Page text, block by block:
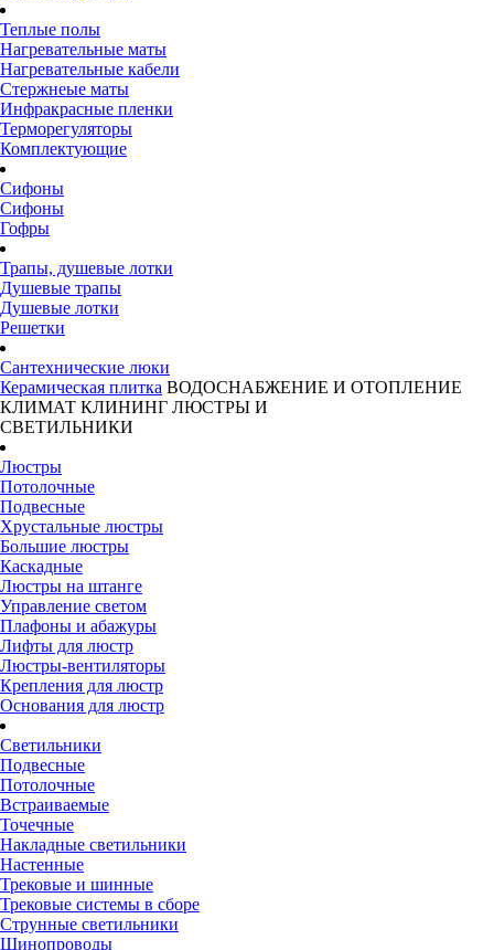
Теплые полы
Нагревательные маты
Нагревательные кабели
Стержнеые маты
Инфракрасные пленки
Терморегуляторы
Комплектующие
Сифоны
Сифоны
Гофры
Трапы, душевые лотки
Душевые трапы
Душевые лотки
Решетки
Сантехнические люки
Керамическая плитка ВОДОСНАБЖЕНИЕ И ОТОПЛЕНИЕ
КЛИМАТ КЛИНИНГ ЛЮСТРЫ И
СВЕТИЛЬНИКИ
Люстры
Потолочные
Подвесные
Хрустальные люстры
Большие люстры
Каскадные
Люстры на штанге
Управление светом
Плафоны и абажуры
Лифты для люстр
Люстры-вентиляторы
Крепления для люстр
Основания для люстр
Светильники
Подвесные
Потолочные
Встраиваемые
Точечные
Накладные светильники
Настенные
Трековые и шинные
Трековые системы в сборе
Струнные светильники
Шинопроводы